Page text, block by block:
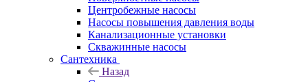
Центробежные насосы
Насосы повышения давления воды
Канализационные установки
Скважинные насосы
Сантехника
Назад